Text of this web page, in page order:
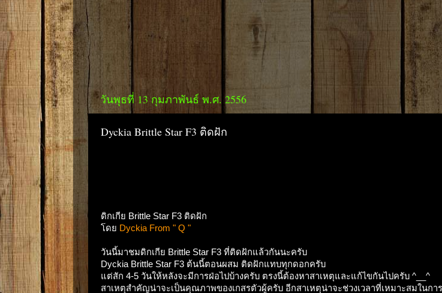
วันพุธที่ 13 กุมภาพันธ์ พ.ศ. 2556
Dyckia Brittle Star F3 ติดฝัก
ดิกเกีย Brittle Star F3 ติดฝัก
โดย Dyckia From " Q "
วันนี้มาชมดิกเกีย Brittle Star F3 ที่ติดฝักแล้วกันนะครับ
Dyckia Brittle Star F3 ต้นนี้ตอนผสม ติดฝักแทบทุกดอกครับ
แต่สัก 4-5 วันให้หลังจะมีการฝ่อไปบ้างครับ ตรงนี้ต้องหาสาเหตุและแก้ไขกันไปครับ ^__^
สาเหตุสำคัญน่าจะเป็นคุณภาพของเกสรตัวผู้ครับ อีกสาเหตุน่าจะช่วงเวลาที่เหมาะสมในกา